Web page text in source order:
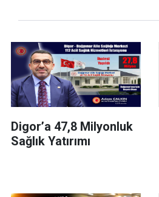
Digor’a 47,8 Milyonluk
Sağlık Yatırımı